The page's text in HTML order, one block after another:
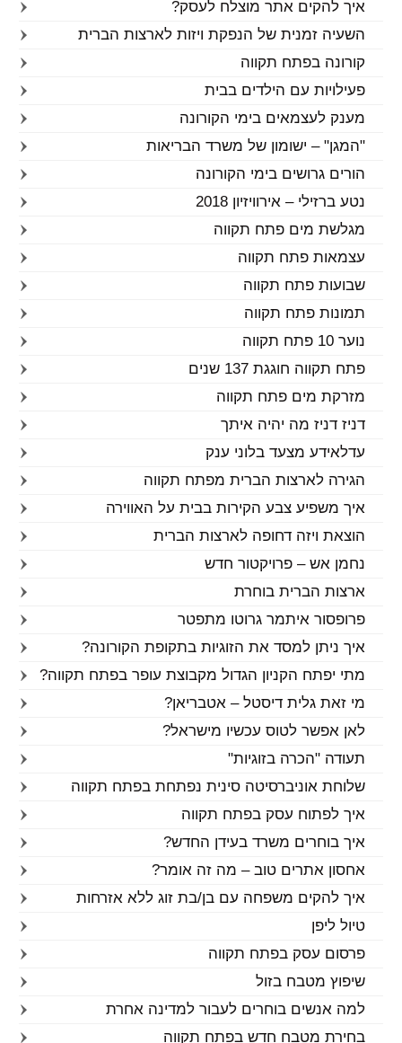
איך להקים אתר מוצלח לעסק?
השעיה זמנית של הנפקת ויזות לארצות הברית
קורונה בפתח תקווה
פעילויות עם הילדים בבית
מענק לעצמאים בימי הקורונה
"המגן" – ישומון של משרד הבריאות
הורים גרושים בימי הקורונה
נטע ברזילי – אירוויזיון 2018
מגלשת מים פתח תקווה
עצמאות פתח תקווה
שבועות פתח תקווה
תמונות פתח תקווה
נוער 10 פתח תקווה
פתח תקווה חוגגת 137 שנים
מזרקת מים פתח תקווה
דניז דניז מה יהיה איתך
עדלאידע מצעד בלוני ענק
הגירה לארצות הברית מפתח תקווה
איך משפיע צבע הקירות בבית על האווירה
הוצאת ויזה דחופה לארצות הברית
נחמן אש – פרויקטור חדש
ארצות הברית בוחרת
פרופסור איתמר גרוטו מתפטר
איך ניתן למסד את הזוגיות בתקופת הקורונה?
מתי יפתח הקניון הגדול מקבוצת עופר בפתח תקווה?
מי זאת גלית דיסטל – אטבריאן?
לאן אפשר לטוס עכשיו מישראל?
תעודה "הכרה בזוגיות"
שלוחת אוניברסיטה סינית נפתחת בפתח תקווה
איך לפתוח עסק בפתח תקווה
איך בוחרים משרד בעידן החדש?
אחסון אתרים טוב – מה זה אומר?
איך להקים משפחה עם בן/בת זוג ללא אזרחות
טיול ליפן
פרסום עסק בפתח תקווה
שיפוץ מטבח בזול
למה אנשים בוחרים לעבור למדינה אחרת
בחירת מטבח חדש בפתח תקווה